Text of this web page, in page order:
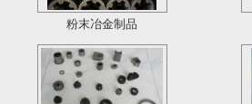
粉末冶金制品